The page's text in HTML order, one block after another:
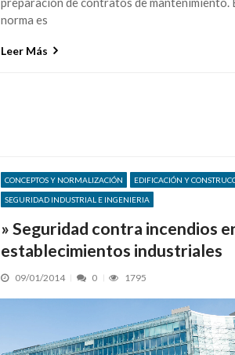
norma es
Leer Más
CONCEPTOS Y NORMALIZACIÓN EDIFICACIÓN Y
SEGURIDAD INDUSTRIAL E INGENIERIA
» Seguridad contra incendios
establecimientos industriales
09/01/2014 0 1795